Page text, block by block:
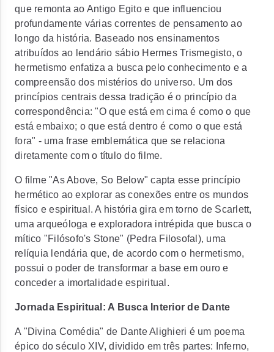
que remonta ao Antigo Egito e que influenciou
profundamente várias correntes de pensamento ao
longo da história. Baseado nos ensinamentos
atribuídos ao lendário sábio Hermes Trismegisto, o
hermetismo enfatiza a busca pelo conhecimento e a
compreensão dos mistérios do universo. Um dos
princípios centrais dessa tradição é o princípio da
correspondência: "O que está em cima é como o que
está embaixo; o que está dentro é como o que está
fora" - uma frase emblemática que se relaciona
diretamente com o título do filme.
O filme "As Above, So Below" capta esse princípio
hermético ao explorar as conexões entre os mundos
físico e espiritual. A história gira em torno de Scarlett,
uma arqueóloga e exploradora intrépida que busca o
mítico "Filósofo's Stone" (Pedra Filosofal), uma
relíquia lendária que, de acordo com o hermetismo,
possui o poder de transformar a base em ouro e
conceder a imortalidade espiritual.
Jornada Espiritual: A Busca Interior de Dante
A "Divina Comédia" de Dante Alighieri é um poema
épico do século XIV, dividido em três partes: Inferno,